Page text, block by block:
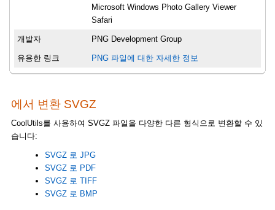
Microsoft Windows Photo Gallery Viewer
Safari
개발자 PNG Development Group
유용한 링크 PNG 파일에 대한 자세한 정보
에서 변환 SVGZ
CoolUtils를 사용하여 SVGZ 파일을 다양한 다른 형식으로 변환할 수 있
습니다:
SVGZ 로 JPG
SVGZ 로 PDF
SVGZ 로 TIFF
SVGZ 로 BMP